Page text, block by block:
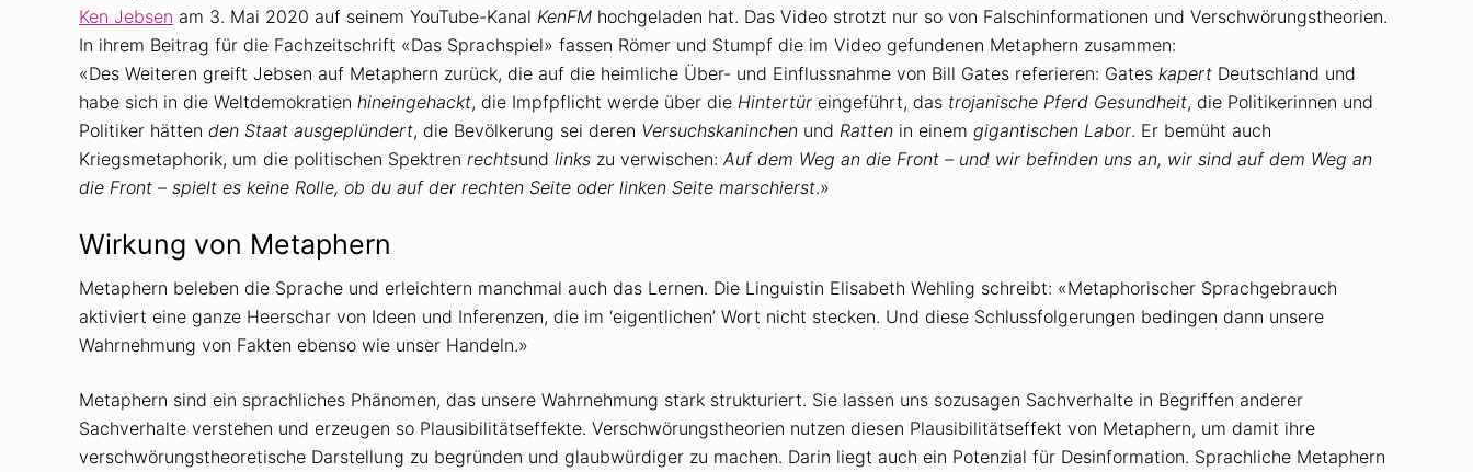
Ken Jebsen am 3. Mai 2020 auf seinem YouTube-Kanal KenFM hochgeladen hat. Das Video strotzt nur so von Falschinformationen und Verschwörungstheorien.
In ihrem Beitrag für die Fachzeitschrift «Das Sprachspiel» fassen Römer und Stumpf die im Video gefundenen Metaphern zusammen:
«Des Weiteren greift Jebsen auf Metaphern zurück, die auf die heimliche Über- und Einflussnahme von Bill Gates referieren: Gates kapert Deutschland und
habe sich in die Weltdemokratien hineingehackt, die Impfpflicht werde über die Hintertür eingeführt, das trojanische Pferd Gesundheit, die Politikerinnen und
Politiker hätten den Staat ausgeplündert, die Bevölkerung sei deren Versuchskaninchen und Ratten in einem gigantischen Labor. Er bemüht auch
Kriegsmetaphorik, um die politischen Spektren rechtsund links zu verwischen: Auf dem Weg an die Front – und wir befinden uns an, wir sind auf dem Weg an
die Front – spielt es keine Rolle, ob du auf der rechten Seite oder linken Seite marschierst.»
Wirkung von Metaphern
Metaphern beleben die Sprache und erleichtern manchmal auch das Lernen. Die Linguistin Elisabeth Wehling schreibt: «Metaphorischer Sprachgebrauch
aktiviert eine ganze Heerschar von Ideen und Inferenzen, die im ‘eigentlichen’ Wort nicht stecken. Und diese Schlussfolgerungen bedingen dann unsere
Wahrnehmung von Fakten ebenso wie unser Handeln.»
Metaphern sind ein sprachliches Phänomen, das unsere Wahrnehmung stark strukturiert. Sie lassen uns sozusagen Sachverhalte in Begriffen anderer
Sachverhalte verstehen und erzeugen so Plausibilitätseffekte. Verschwörungstheorien nutzen diesen Plausibilitätseffekt von Metaphern, um damit ihre
verschwörungstheoretische Darstellung zu begründen und glaubwürdiger zu machen. Darin liegt auch ein Potenzial für Desinformation. Sprachliche Metaphern